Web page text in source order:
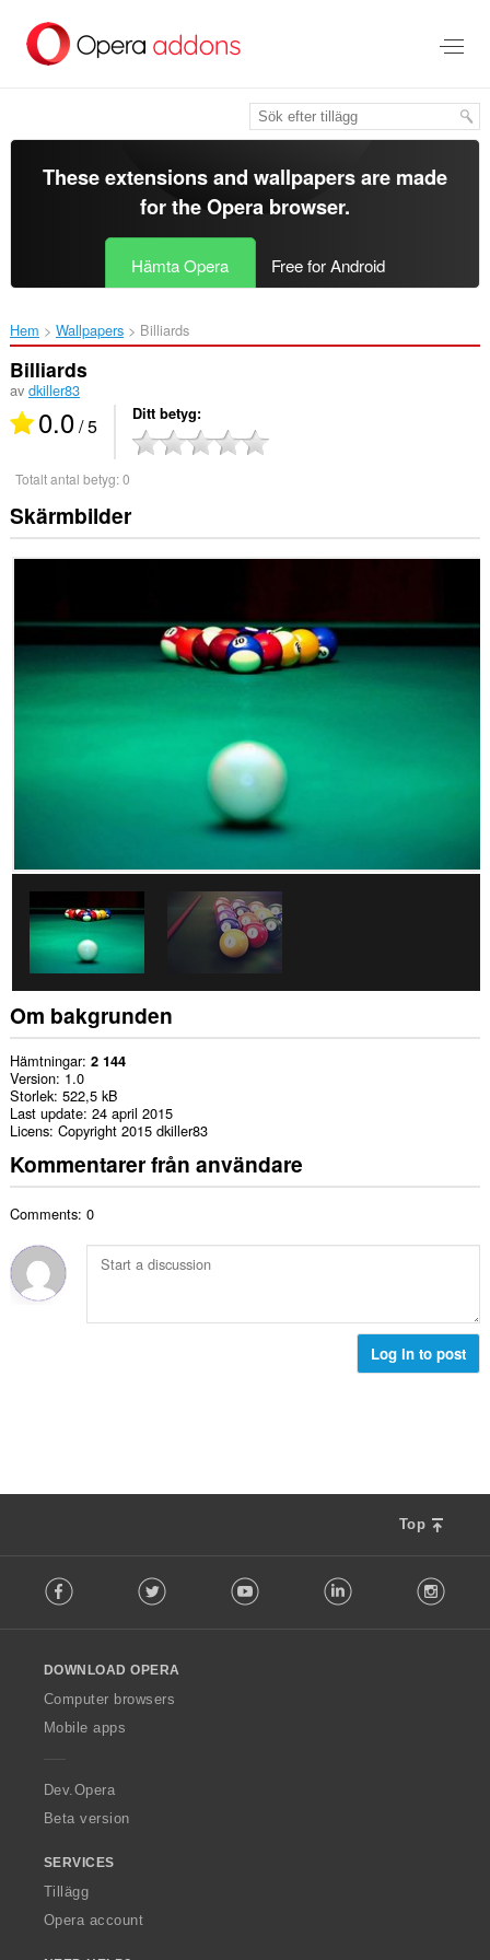
brödtexten
These extensions and wallpapers are made
for theOpera browser.
Hämta Opera Free for Android
Hem Wallpapers Billiards‎
Billiards
av dkiller83
0.0/ 5 Ditt betyg
Totalt antal betyg:0
Skärmbilder
Om bakgrunden
Hämtningar 2 144
Version 1.0
Storlek 522,5 kB
Last update 24 april 2015
Licens Copyright 2015 dkiller83
Kommentarer från användare
Comments: 0
Log in to post
Top
o
w
O
p
a
Facebook Twitter Youtube LinkedIn
DOWNLOAD OPERA
Computer browsers
Mobile apps
Dev.Opera
Beta version
SERVICES
Tillägg
Opera account